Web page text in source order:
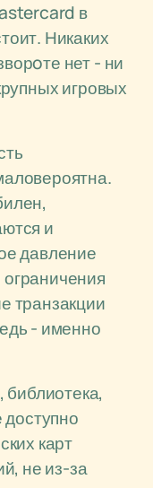
в
Никаких
нет - ни
игровых
и
давление
транзакции
- именно
карт
не из-за